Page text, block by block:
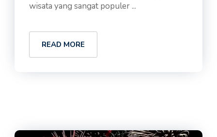
wisata yang sangat populer ...
READ MORE